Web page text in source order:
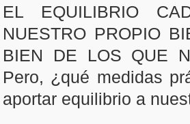
EL EQUILIBRIO
NUESTRO PROPIO
BIEN DE LOS QUE
Pero, ¿qué medidas
aportar equilibrio a